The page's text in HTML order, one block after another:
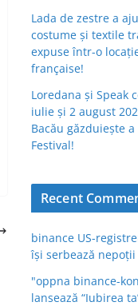
Lada de zestre a
costume și textile
expuse într-o
française!
Loredana și Speak
iulie și 2 august
Bacău găzduiește
Festival!
Recent
binance US-
își serbează nepoții
"oppna binance-
lansează “Iubirea